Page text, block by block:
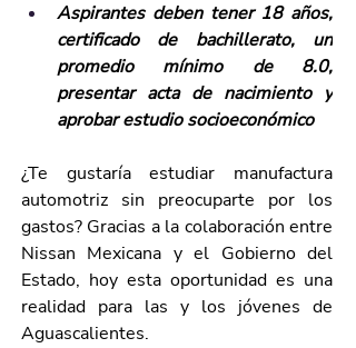
Aspirantes deben tener 18 años,
certificado de bachillerato, un
promedio mínimo de 8.0,
presentar acta de nacimiento y
aprobar estudio socioeconómico
¿Te gustaría estudiar manufactura
automotriz sin preocuparte por los
gastos? Gracias a la colaboración entre
Nissan Mexicana y el Gobierno del
Estado, hoy esta oportunidad es una
realidad para las y los jóvenes de
Aguascalientes.